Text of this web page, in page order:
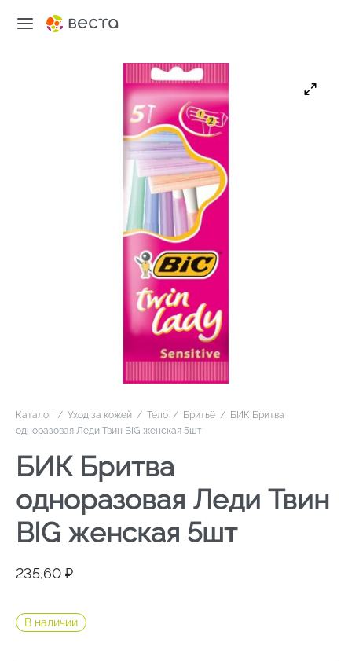
Каталог / Уход за кожей / Тело / Бритьё / БИК Бритва
одноразовая Леди Твин BIG женская 5шт
БИК Бритва
одноразовая Леди Твин
BIG женская 5шт
235,60 ₽
В наличии